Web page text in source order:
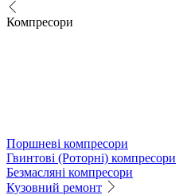
Компресори
Поршневі компресори
Гвинтові (Роторні) компресори
Безмасляні компресори
Кузовний ремонт